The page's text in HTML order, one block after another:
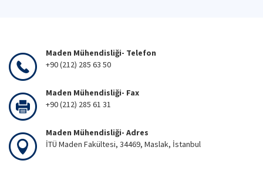
Maden Mühendisliği- Telefon
+90 (212) 285 63 50
Maden Mühendisliği- Fax
+90 (212) 285 61 31
Maden Mühendisliği- Adres
İTÜ Maden Fakültesi, 34469, Maslak, İstanbul